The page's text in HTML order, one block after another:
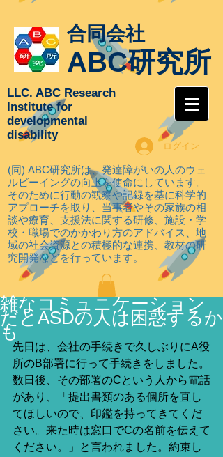
合同会社
ABC研究所
LLC. ABC Research
Institute for
developmental
disability
ログイン
(同) ABC研究所は、発達障がいの人のウェ
ルビーイングの向上を使命にしています。
そのために行動の観察や記録を基に科学的
アプローチを取り
、当事者やその家族の相
談や療育、支援法に関する研修、施設・学
校・職場でのかかわり方のアドバイス、地
域の社会資源との積極的な連携、教材の研
究開発などを行っています。
雑なコミュニケーション
だとASDの人は困惑するか
も
先日は、会社の手続きで久しぶりにA役
所のB部署に行って手続きをしました。
数日後、その部署のCという人から電話
があり、「提出書類のある個所を直し
てほしいので、印鑑を持ってきてくだ
さい。来た時は窓口でCの名前を伝えて
ください。」と言われました。約束し